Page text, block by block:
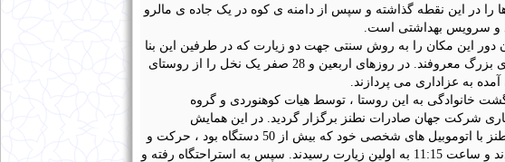
در این نقطه گذاشته و سپس از دامنه ی کوه در یک جاده ی مالرو
و سرویس بهداشتی است.
طی سالیان دور این مکان را به روش سنتی جهت دو زیارت که در طرفین این بنا
قرار دارد ساخته است.این دو زیارت به نام های کعبه ی کوچک و کعبه ی بزرگ معروفند. در روزهای اربعین و 28 صفر یک نخل را از روستای
به عزاداری می پردازند.
و کارگر ، کوهگشت خانوادگی به این روستا ، توسط هیات کوهنوردی و گروه
شرکت جهان صادرات نطنز برگزار گردید. در این همایش
خانوادگی که بیش از 200 نفر شرکت داشتند ، کوهپیمایان ساعت 8 از نطنز با اتوموبیل های شخصی خود که بیش از 50 دستگاه بود ، حرکت و
ساعت 9:15 به تتماج رسیدند. بعد از صرف صبحانه ، حرکت را آغاز کردند و ساعت 11:15 به اولین زیارت رسیدند. سپس به استراحتگاه رفته و